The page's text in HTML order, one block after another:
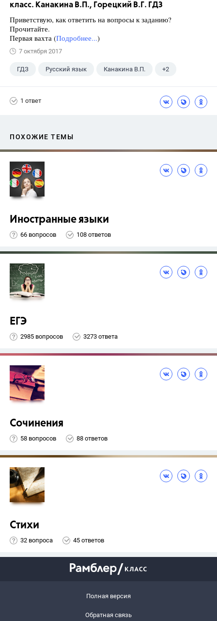
класс. Канакина В.П., Горецкий В.Г. ГДЗ
Приветствую, как ответить на вопросы к заданию?
Прочитайте.
Первая вахта (Подробнее...)
7 октября 2017
ГДЗ Русский язык Канакина В.П. +2
1 ответ
ПОХОЖИЕ ТЕМЫ
Иностранные языки
66 вопросов 108 ответов
ЕГЭ
2985 вопросов 3273 ответа
Сочинения
58 вопросов 88 ответов
Стихи
32 вопроса 45 ответов
Полная версия
Обратная связь